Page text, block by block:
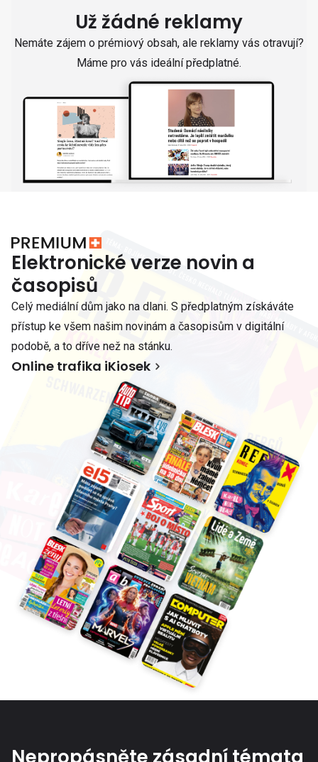
Už žádné reklamy
Nemáte zájem o prémiový obsah, ale reklamy vás otravují?
Máme pro vás ideální předplatné.
Elektronické verze novin a
časopisů
Celý mediální dům jako na dlani. S předplatným získáváte
přístup ke všem našim novinám a časopisům v digitální
podobě, a to dříve než na stánku.
Online trafika iKiosek